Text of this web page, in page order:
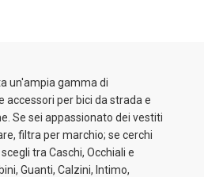
un'ampia gamma di
accessori per bici da strada e
Se sei appassionato dei vestiti
filtra per marchio; se cerchi
tra Caschi, Occhiali e
Guanti, Calzini, Intimo,